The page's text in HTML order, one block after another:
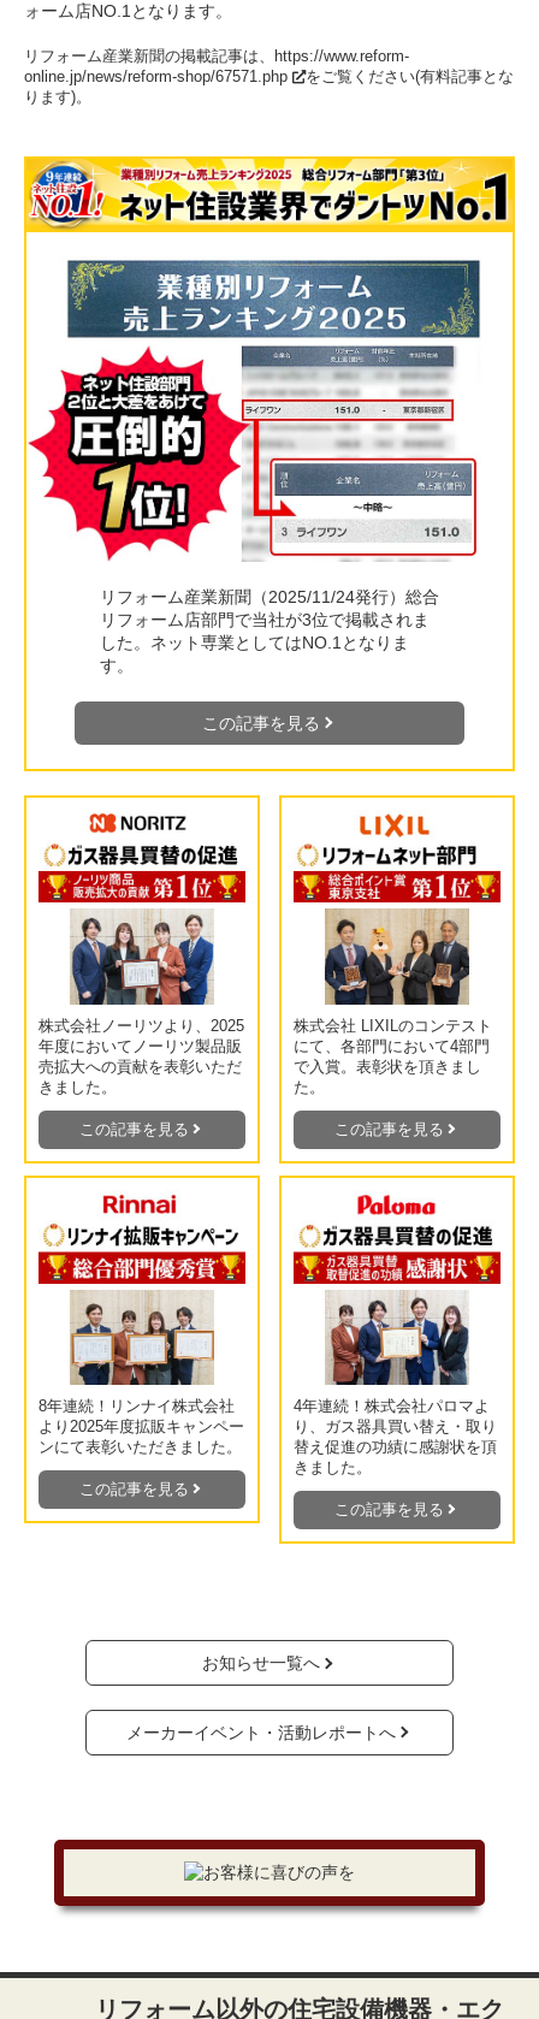
ォーム店NO.1となります。
リフォーム産業新聞の掲載記事は、
https://www.reform-
online.jp/news/reform-shop/67571.php
をご覧ください(有料記事とな
ります)。
リフォーム産業新聞（2025/11/24発行）総合
リフォーム店部門で当社が3位で掲載されま
した。ネット専業としてはNO.1となりま
す。
この記事を見る
株式会社ノーリツより、2025
年度においてノーリツ製品販
売拡大への貢献を表彰いただ
きました。
この記事を見る
株式会社 LIXILのコンテスト
にて、各部門において4部門
で入賞。表彰状を頂きまし
た。
この記事を見る
8年連続！リンナイ株式会社
より2025年度拡販キャンペー
ンにて表彰いただきました。
この記事を見る
4年連続！株式会社パロマよ
り、ガス器具買い替え・取り
替え促進の功績に感謝状を頂
きました。
この記事を見る
お知らせ一覧へ
メーカーイベント・活動レポートへ
リフォーム以外の住宅設備機器・エク